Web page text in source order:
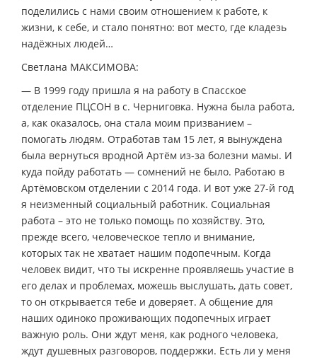
поделились с нами своим отношением к работе, к
жизни, к себе, и стало понятно: вот место, где кладезь
надёжных людей…
Светлана МАКСИМОВА:
— В 1999 году пришла я на работу в Спасское
отделение ПЦСОН в с. Черниговка. Нужна была работа,
а, как оказалось, она стала моим призванием –
помогать людям. Отработав там 15 лет, я вынуждена
была вернуться вродной Артём из-за болезни мамы. И
куда пойду работать — сомнений не было. Работаю в
Артёмовском отделении с 2014 года. И вот уже 27-й год
я неизменный социальный работник. Социальная
работа – это не только помощь по хозяйству. Это,
прежде всего, человеческое тепло и внимание,
которых так не хватает нашим подопечным. Когда
человек видит, что ты искренне проявляешь участие в
его делах и проблемах, можешь выслушать, дать совет,
то он открывается тебе и доверяет. А общение для
наших одиноко проживающих подопечных играет
важную роль. Они ждут меня, как родного человека,
ждут душевных разговоров, поддержки. Есть ли у меня